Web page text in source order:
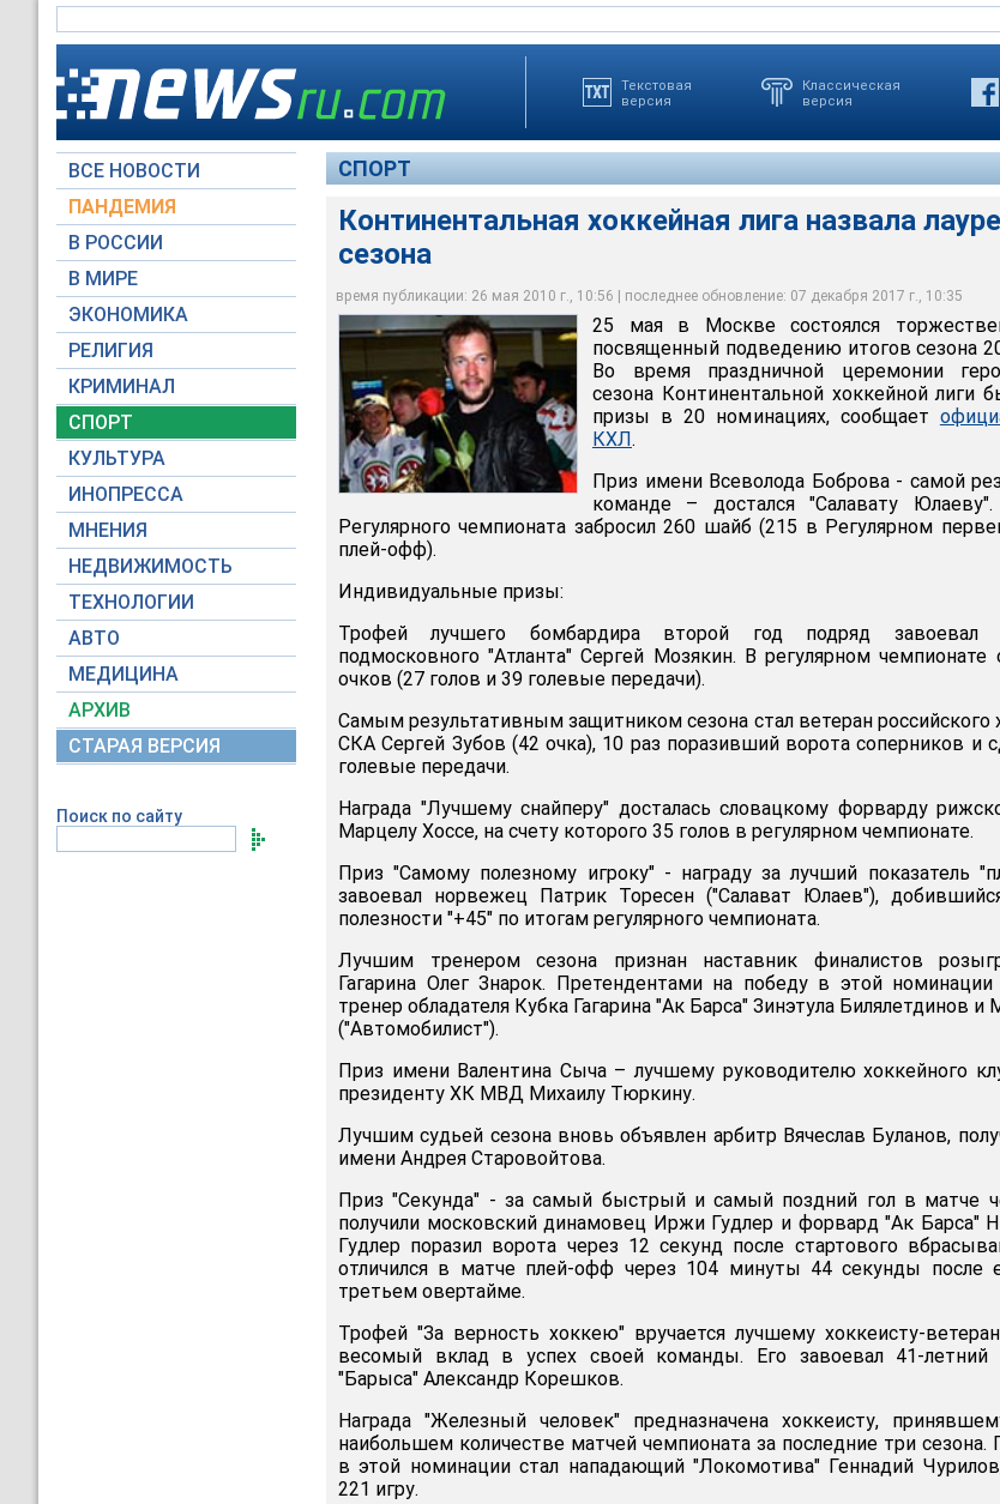
Текстовая
версия
Классическая
версия
ВСЕ НОВОСТИ
ПАНДЕМИЯ
В РОССИИ
В МИРЕ
ЭКОНОМИКА
РЕЛИГИЯ
КРИМИНАЛ
СПОРТ
КУЛЬТУРА
ИНОПРЕССА
МНЕНИЯ
НЕДВИЖИМОСТЬ
ТЕХНОЛОГИИ
АВТО
МЕДИЦИНА
АРХИВ
СТАРАЯ ВЕРСИЯ
Поиск по сайту
СПОРТ
Континентальная хоккейная лига назвала
сезона
время публикации: 26 мая 2010 г., 10:56 | последнее обновление: 07 декабря 2017 г., 10:35
Континентальная хоккейная лига назвала лауреатов сезона
www.khl.ru
25 мая в Москве состоялся
посвященный подведению итогов сезона
Во время праздничной церемонии
сезона Континентальной хоккейной лиги
призы в 20 номинациях, сообщает
КХЛ.
Приз имени Всеволода Боброва - самой
команде – достался "Салавату Юлаеву".
Регулярного чемпионата забросил 260 шайб (215 в Регулярном
плей-офф).
Индивидуальные призы:
Трофей лучшего бомбардира второй год подряд завоевал
подмосковного "Атланта" Сергей Мозякин. В регулярном чемпионате
очков (27 голов и 39 голевые передачи).
Самым результативным защитником сезона стал ветеран российского
СКА Сергей Зубов (42 очка), 10 раз поразивший ворота соперников и
голевые передачи.
Награда "Лучшему снайперу" досталась словацкому форварду
Марцелу Хоссе, на счету которого 35 голов в регулярном чемпионате.
Приз "Самому полезному игроку" - награду за лучший показатель
завоевал норвежец Патрик Торесен ("Салават Юлаев"),
полезности "+45" по итогам регулярного чемпионата.
Лучшим тренером сезона признан наставник финалистов
Гагарина Олег Знарок. Претендентами на победу в этой
тренер обладателя Кубка Гагарина "Ак Барса" Зинэтула Билялетдинов и
("Автомобилист").
Приз имени Валентина Сыча – лучшему руководителю хоккейного
президенту ХК МВД Михаилу Тюркину.
Лучшим судьей сезона вновь объявлен арбитр Вячеслав Буланов,
имени Андрея Старовойтова.
Приз "Секунда" - за самый быстрый и самый поздний гол в матче
получили московский динамовец Иржи Гудлер и форвард "Ак Барса"
Гудлер поразил ворота через 12 секунд после стартового
отличился в матче плей-офф через 104 минуты 44 секунды после
третьем овертайме.
Трофей "За верность хоккею" вручается лучшему хоккеисту-
весомый вклад в успех своей команды. Его завоевал 41-летний
"Барыса" Александр Корешков.
Награда "Железный человек" предназначена хоккеисту,
наибольшем количестве матчей чемпионата за последние три сезона.
в этой номинации стал нападающий "Локомотива" Геннадий
221 игру.